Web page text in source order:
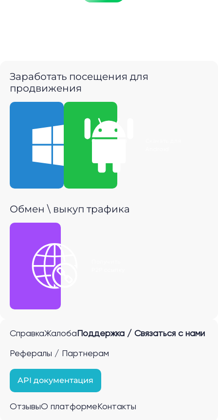
Заработать посещения для
продвижения
Скачать для
Обмен \ выкуп трафика
СправкаЖалоба Поддержка / Связаться с нами
Рефералы / Партнерам
API документация
ОтзывыО платформе Контакты